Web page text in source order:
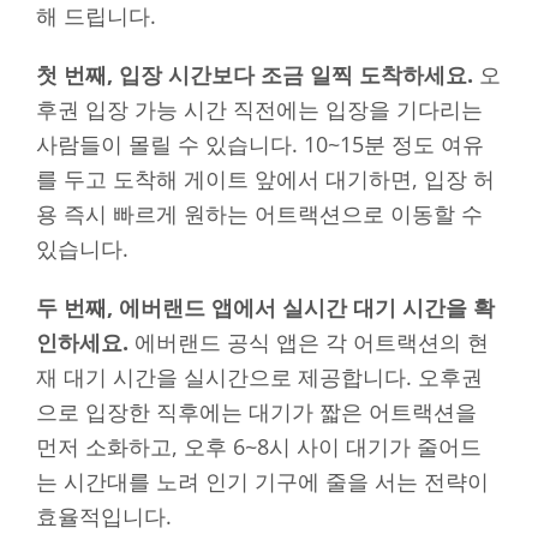
해 드립니다.
첫 번째, 입장 시간보다 조금 일찍 도착하세요. 오
후권 입장 가능 시간 직전에는 입장을 기다리는
사람들이 몰릴 수 있습니다. 10~15분 정도 여유
를 두고 도착해 게이트 앞에서 대기하면, 입장 허
용 즉시 빠르게 원하는 어트랙션으로 이동할 수
있습니다.
두 번째, 에버랜드 앱에서 실시간 대기 시간을 확
인하세요. 에버랜드 공식 앱은 각 어트랙션의 현
재 대기 시간을 실시간으로 제공합니다. 오후권
으로 입장한 직후에는 대기가 짧은 어트랙션을
먼저 소화하고, 오후 6~8시 사이 대기가 줄어드
는 시간대를 노려 인기 기구에 줄을 서는 전략이
효율적입니다.